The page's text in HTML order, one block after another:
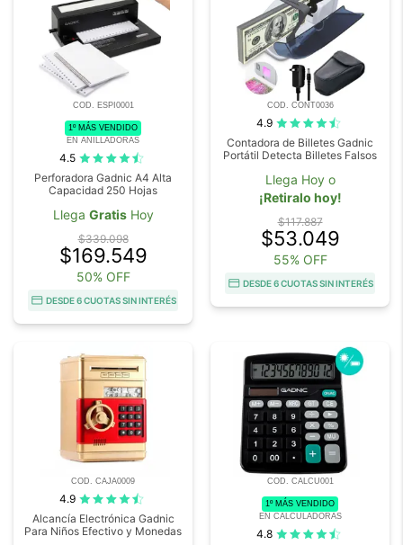
COD. ESPI0001
1º MÁS VENDIDO
EN ANILLADORAS
4.5
Perforadora Gadnic A4 Alta
Capacidad 250 Hojas
Llega GratisHoy
$339.098
$169.549
50% OFF
DESDE 6 CUOTAS SIN INTERÉS
COD. CONT0036
4.9
Contadora de Billetes Gadnic
Portátil Detecta Billetes Falsos
Llega Hoy o
¡Retiralo hoy!
$117.887
$53.049
55% OFF
DESDE 6 CUOTAS SIN INTERÉS
COD. CAJA0009
4.9
Alcancía Electrónica Gadnic
Para Niños Efectivo y Monedas
COD. CALCU001
1º MÁS VENDIDO
EN CALCULADORAS
4.8